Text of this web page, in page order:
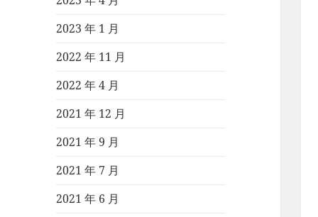
2023 年 1 月
2022 年 11 月
2022 年 4 月
2021 年 12 月
2021 年 9 月
2021 年 7 月
2021 年 6 月